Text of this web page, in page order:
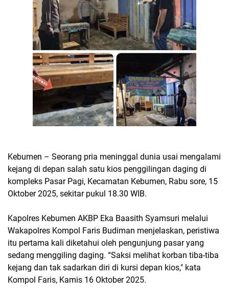
Kebumen – Seorang pria meninggal dunia usai mengalami
kejang di depan salah satu kios penggilingan daging di
kompleks Pasar Pagi, Kecamatan Kebumen, Rabu sore, 15
Oktober 2025, sekitar pukul 18.30 WIB.
Kapolres Kebumen AKBP Eka Baasith Syamsuri melalui
Wakapolres Kompol Faris Budiman menjelaskan, peristiwa
itu pertama kali diketahui oleh pengunjung pasar yang
sedang menggiling daging. “Saksi melihat korban tiba-tiba
kejang dan tak sadarkan diri di kursi depan kios," kata
Kompol Faris, Kamis 16 Oktober 2025.